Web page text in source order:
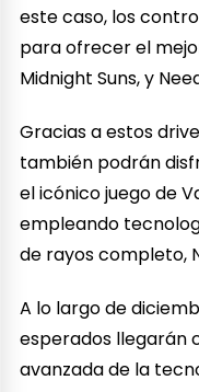
este caso, los
para ofrecer el
Midnight Suns, y
Gracias a estos
también podrán
el icónico juego de
empleando
de rayos completo,
A lo largo de
esperados llegarán
avanzada de la